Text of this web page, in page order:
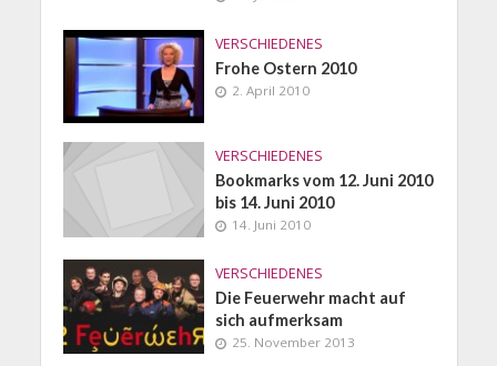
VERSCHIEDENES
Frohe Ostern 2010
2. April 2010
VERSCHIEDENES
Bookmarks vom 12. Juni 2010
bis 14. Juni 2010
14. Juni 2010
VERSCHIEDENES
Die Feuerwehr macht auf
sich aufmerksam
25. November 2013